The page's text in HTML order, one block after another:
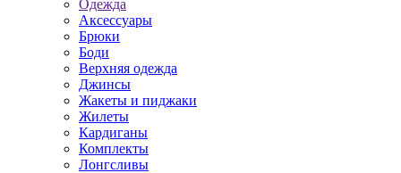
Одежда
Аксессуары
Брюки
Боди
Верхняя одежда
Джинсы
Жакеты и пиджаки
Жилеты
Кардиганы
Комплекты
Лонгсливы